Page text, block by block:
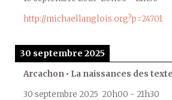
http://michaellanglois.org?p=24701
30 septembre 2025
Arcachon • La naissances des
30 septembre 2025 20h00 - 21h30